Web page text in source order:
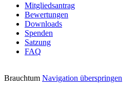
Mitgliedsantrag
Bewertungen
Downloads
Spenden
Satzung
FAQ
Brauchtum Navigation überspringen